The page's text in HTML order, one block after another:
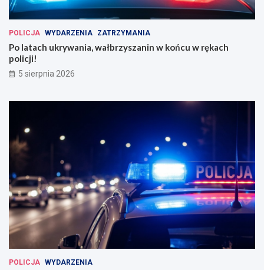
POLICJA WYDARZENIA ZATRZYMANIA
Po latach ukrywania, wałbrzyszanin w końcu w rękach
policji!
5 sierpnia 2026
POLICJA WYDARZENIA